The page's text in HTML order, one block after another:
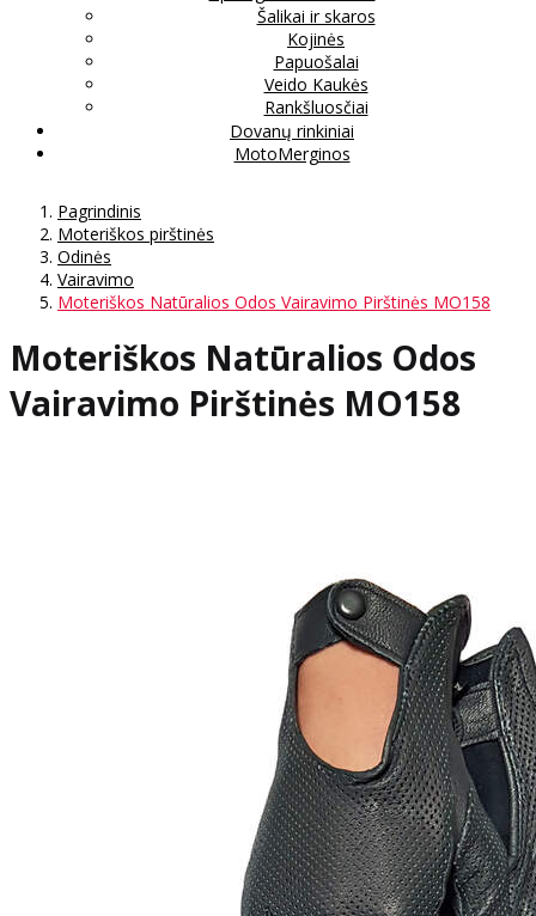
Šalikai ir skaros
Kojinės
Papuošalai
Veido Kaukės
Rankšluosčiai
Dovanų rinkiniai
MotoMerginos
Pagrindinis
Moteriškos pirštinės
Odinės
Vairavimo
Moteriškos Natūralios Odos Vairavimo Pirštinės MO158
Moteriškos Natūralios Odos
Vairavimo Pirštinės MO158